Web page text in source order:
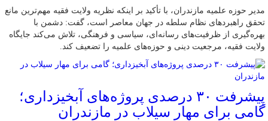
مدیر حوزه علمیه مازندران، با تأکید بر اینکه نظریه ولایت فقیه مهم‌ترین مانع
تحقق راهبردهای نظام سلطه در جهان معاصر است، گفت: دشمن با
بهره‌گیری از ظرفیت‌های رسانه‌ای، سیاسی و فرهنگی، تلاش می‌کند جایگاه
ولایت فقیه، مرجعیت دینی و حوزه‌های علمیه را تضعیف کند.
پیشرفت ۳۰ درصدی پروژه‌های آبخیزداری؛
گامی برای مهار سیلاب در مازندران